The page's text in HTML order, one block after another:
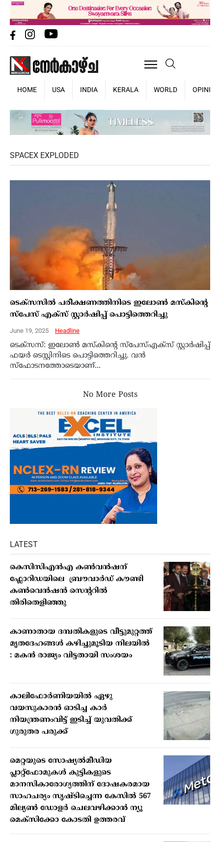
HOME USA INDIA KERALA WORLD OPINION
SPACEX EXPLODED
ടെക്‌സസില്‍ പരീക്ഷണത്തിനിടെ ഇലോണ്‍ മസ്‌കിന്റെ
സ്പേസ് എക്‌സ് സ്റ്റാര്‍ഷിപ്പ് പൊട്ടിത്തെറിച്ചു
June 19, 2025 Headline
ടെക്‌സസ്: ഇലോണ്‍ മസ്‌കിന്റെ സ്‌പേസ്എക്‌സ് സ്റ്റാര്‍ഷിപ്പ്
ഫയര്‍ ടെസ്റ്റിനിടെ പൊട്ടിത്തെറിച്ചു. വന്‍
സ്ഫോടനത്തോടെയാണ്...
No More Posts
LATEST
കെസിസിഎൻഎ കൺവൻഷന്
ഫ്ലോറിഡയിലെ ബ്രൗവാർഡ് കൗണ്ടി
കൺവെൻഷൻ സെന്ററിൽ
തിരിതെളിഞ്ഞു
കാണാതായ ദമ്പതികളുടെ വീട്ടുമുറ്റത്ത്
മൃതദേഹങ്ങള്‍ കഴിച്ചുമൂടിയ നിലയില്‍
: മകന്‍ രാജ്യം വിട്ടതായി സംശയം
കാലിഫോര്‍ണിയയില്‍ ഏഴു
വയസുകാരന്‍ ഓടിച്ച കാര്‍
നിയന്ത്രണംവിട്ട് ഇടിച്ച് യുവതിക്ക്
ഗുരുതര പരുക്ക്
മെറ്റയുടെ സോഷ്യല്‍മീഡിയ
പ്ലാറ്റ്‌ഫോമുകള്‍ കുട്ടികളുടെ
മാനസികാരോഗ്യത്തിന് ദോഷകരമായ
സാഹചര്യം സൃഷ്ടിച്ചെന്ന കേസില്‍ 567
മില്യണ്‍ ഡോളര്‍ ചെലവഴിക്കാന്‍ ന്യൂ
മെക്‌സിക്കോ കോടതി ഉത്തരവ്